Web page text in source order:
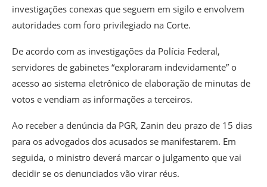
investigações conexas que seguem em sigilo e envolvem
autoridades com foro privilegiado na Corte.
De acordo com as investigações da Polícia Federal,
servidores de gabinetes “exploraram indevidamente” o
acesso ao sistema eletrônico de elaboração de minutas de
votos e vendiam as informações a terceiros.
Ao receber a denúncia da PGR, Zanin deu prazo de 15 dias
para os advogados dos acusados se manifestarem. Em
seguida, o ministro deverá marcar o julgamento que vai
decidir se os denunciados vão virar réus.